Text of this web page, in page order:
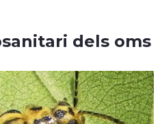
dels oms